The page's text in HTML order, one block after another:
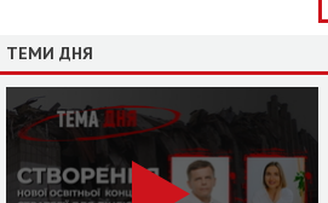
ТЕМИ ДНЯ